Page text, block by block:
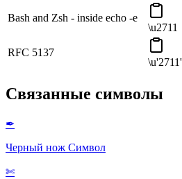
Bash and Zsh - inside echo -e
\u2711
RFC 5137
\u'2711'
Связанные символы
✒
Черный нож Символ
✄